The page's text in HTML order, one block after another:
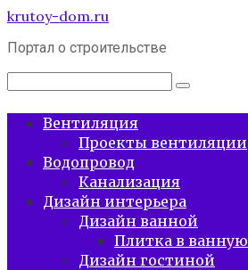
Перейти
контенту
krutoy-dom.ru
Портал о строительстве
Поиск:
Вентиляция
Проекты вентиляции
Водопровод
Канализация
Дизайн интерьера
Дизайн ванной
Плитка в ванную
Дизайн гостиной